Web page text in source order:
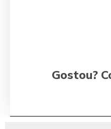
Gostou?